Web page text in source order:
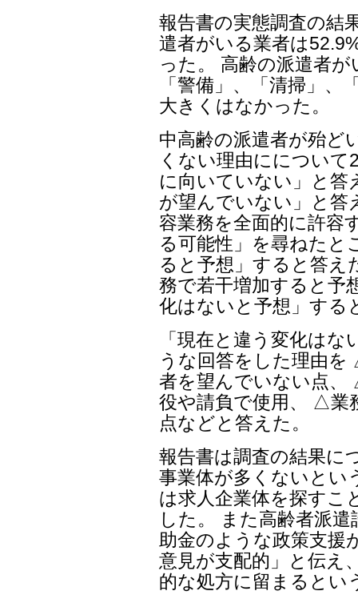
報告書の実態調査の結
遣者がいる業者は
った。 高齢の派遣者
「警備」、「清掃」、
大きくはなかった。
中高齢の派遣者が殆ど
くない理由にについて
に向いていない」と答
が望んでいない」と答
容業務を全面的に許容
る可能性」を尋ねたと
ると予想」すると答え
務で若干増加すると予
化はないと予想」する
「現在と違う変化は
うな回答をした理由
者を望んでいない点
役や請負で使用、 △業
点などと答えた。
報告書は調査の結果に
事業体が多くないとい
は求人企業体を探すこ
した。 また高齢者派
助金のような政策支援
意見が支配的」と伝え
的な処方に留まるとい